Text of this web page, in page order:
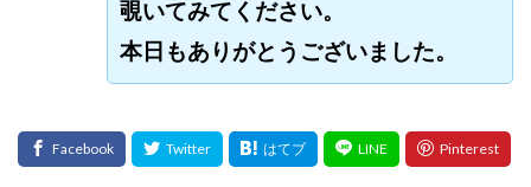
覗いてみてください。
本日もありがとうございました。